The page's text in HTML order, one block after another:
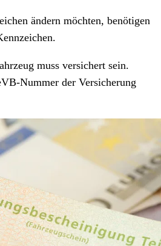
ändern möchten, benötigen
muss versichert sein.
Nummer der Versicherung